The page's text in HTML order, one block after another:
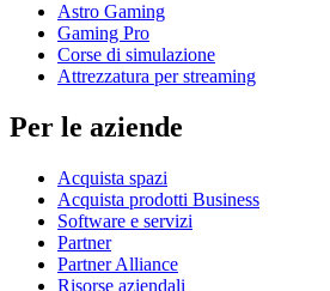
Astro Gaming
Gaming Pro
Corse di simulazione
Attrezzatura per streaming
Per le aziende
Acquista spazi
Acquista prodotti Business
Software e servizi
Partner
Partner Alliance
Risorse aziendali